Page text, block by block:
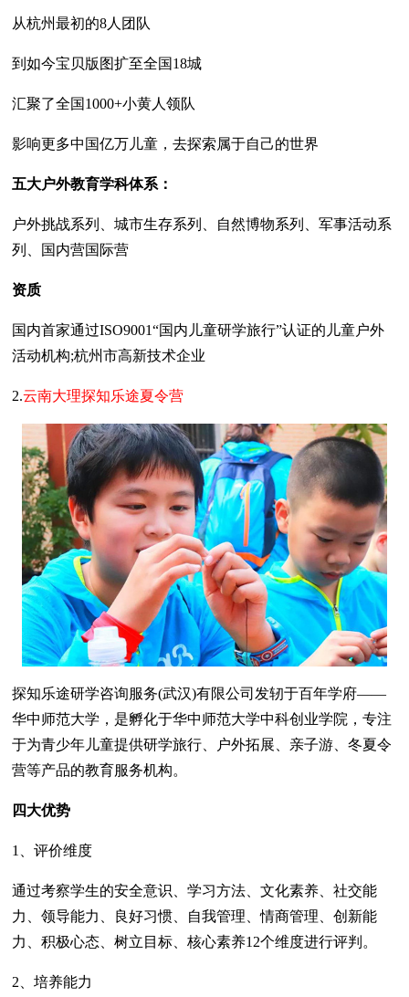
从杭州最初的8人团队
到如今宝贝版图扩至全国18城
汇聚了全国1000+小黄人领队
影响更多中国亿万儿童，去探索属于自己的世界
五大户外教育学科体系：
户外挑战系列、城市生存系列、自然博物系列、军事活动系
列、国内营国际营
资质
国内首家通过ISO9001“国内儿童研学旅行”认证的儿童户外
活动机构;杭州市高新技术企业
2.云南大理探知乐途夏令营
探知乐途研学咨询服务(武汉)有限公司发轫于百年学府——
华中师范大学，是孵化于华中师范大学中科创业学院，专注
于为青少年儿童提供研学旅行、户外拓展、亲子游、冬夏令
营等产品的教育服务机构。
四大优势
1、评价维度
通过考察学生的安全意识、学习方法、文化素养、社交能
力、领导能力、良好习惯、自我管理、情商管理、创新能
力、积极心态、树立目标、核心素养12个维度进行评判。
2、培养能力